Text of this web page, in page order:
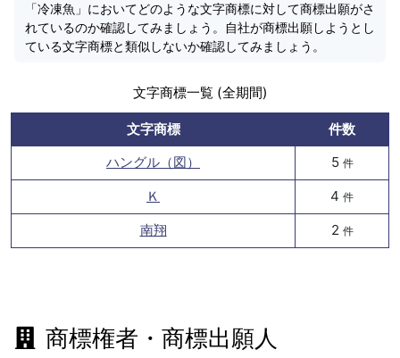
「冷凍魚」においてどのような文字商標に対して商標出願がさ
れているのか確認してみましょう。自社が商標出願しようとし
ている文字商標と類似しないか確認してみましょう。
文字商標一覧 (全期間)
文字商標
件数
ハングル（図）
5 件
Ｋ 4 件
南翔 2 件
商標権者・商標出願人